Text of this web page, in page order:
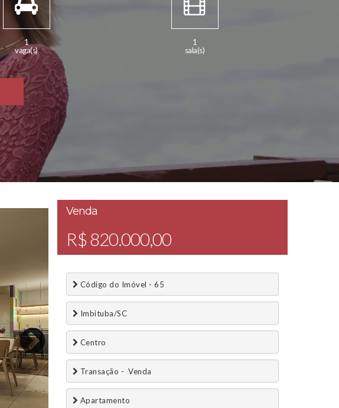
1
vaga(s)
1
sala(s)
Venda
R$ 820.000,00
Código do Imóvel - 65
Imbituba/SC
Centro
Transação -  Venda
Apartamento